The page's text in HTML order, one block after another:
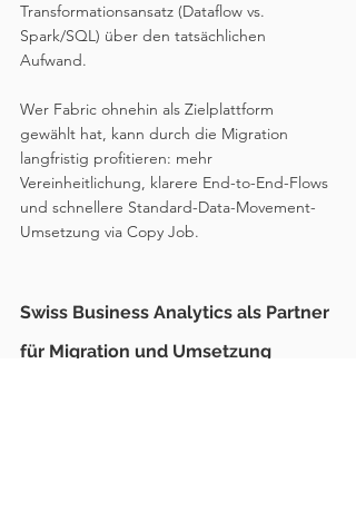
Transformationsansatz (Dataflow vs.
Spark/SQL) über den tatsächlichen
Aufwand.
Wer Fabric ohnehin als Zielplattform
gewählt hat, kann durch die Migration
langfristig profitieren: mehr
Vereinheitlichung, klarere End-to-End-Flows
und schnellere Standard-Data-Movement-
Umsetzung via Copy Job.
Swiss Business Analytics als Partner
für Migration und Umsetzung